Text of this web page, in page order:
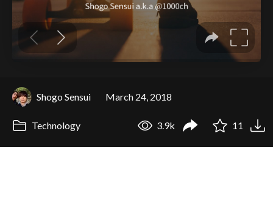
Shogo Sensui March 24, 2018
Technology 3.9k 11